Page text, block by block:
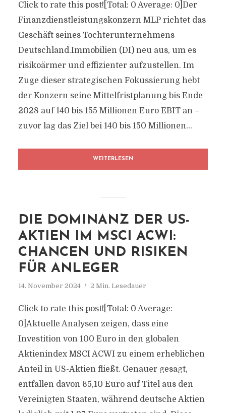
Click to rate this post![Total: 0 Average: 0]Der
Finanzdienstleistungskonzern MLP richtet das
Geschäft seines Tochterunternehmens
Deutschland.Immobilien (DI) neu aus, um es
risikoärmer und effizienter aufzustellen. Im
Zuge dieser strategischen Fokussierung hebt
der Konzern seine Mittelfristplanung bis Ende
2028 auf 140 bis 155 Millionen Euro EBIT an –
zuvor lag das Ziel bei 140 bis 150 Millionen...
WEITERLESEN
DIE DOMINANZ DER US-
AKTIEN IM MSCI ACWI:
CHANCEN UND RISIKEN
FÜR ANLEGER
14. November 2024 2 Min. Lesedauer
Click to rate this post![Total: 0 Average:
0]Aktuelle Analysen zeigen, dass eine
Investition von 100 Euro in den globalen
Aktienindex MSCI ACWI zu einem erheblichen
Anteil in US-Aktien fließt. Genauer gesagt,
entfallen davon 65,10 Euro auf Titel aus den
Vereinigten Staaten, während deutsche Aktien